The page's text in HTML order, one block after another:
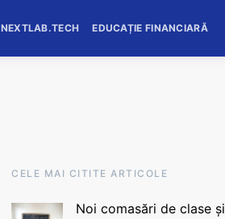
NEXTLAB.TECH EDUCAȚIE FINANCIARĂ
CELE MAI CITITE ARTICOLE
Noi comasări de clase și